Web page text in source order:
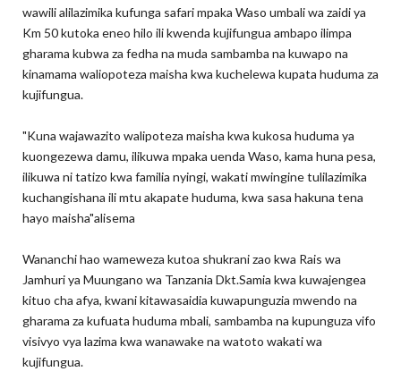
wawili alilazimika kufunga safari mpaka Waso umbali wa zaidi ya
Km 50 kutoka eneo hilo ili kwenda kujifungua ambapo ilimpa
gharama kubwa za fedha na muda sambamba na kuwapo na
kinamama waliopoteza maisha kwa kuchelewa kupata huduma za
kujifungua.
"Kuna wajawazito walipoteza maisha kwa kukosa huduma ya
kuongezewa damu, ilikuwa mpaka uenda Waso, kama huna pesa,
ilikuwa ni tatizo kwa familia nyingi, wakati mwingine tulilazimika
kuchangishana ili mtu akapate huduma, kwa sasa hakuna tena
hayo maisha"alisema
Wananchi hao wameweza kutoa shukrani zao kwa Rais wa
Jamhuri ya Muungano wa Tanzania Dkt.Samia kwa kuwajengea
kituo cha afya, kwani kitawasaidia kuwapunguzia mwendo na
gharama za kufuata huduma mbali, sambamba na kupunguza vifo
visivyo vya lazima kwa wanawake na watoto wakati wa
kujifungua.